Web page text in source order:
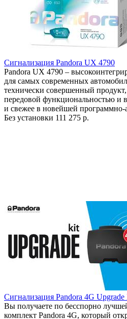
Сигнализация Pandora UX 4790
Pandora UX 4790 –
для самых современных
технически совершенный
передовой функциональностью и
и свежее в новейшей
Без установки 111 275 р.
Сигнализация Pandora 4G
Вы получаете по бесспорно
комплект Pandora 4G, который